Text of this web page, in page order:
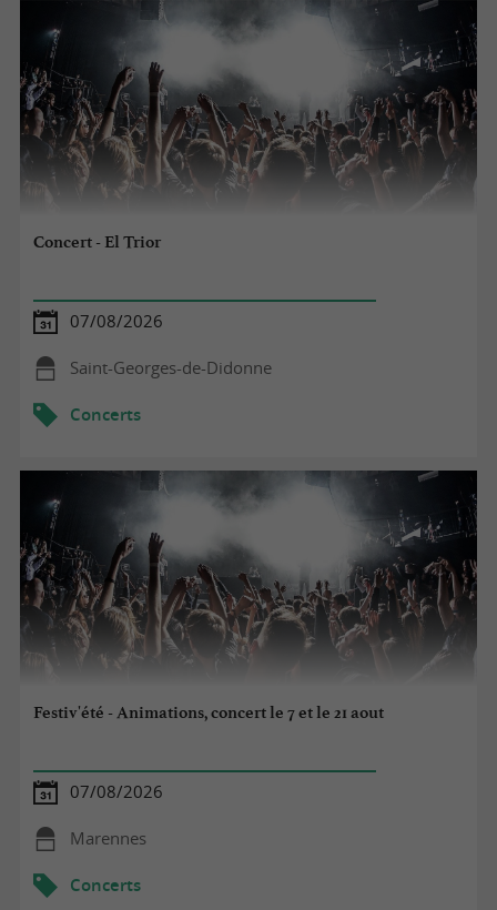
Concert - El Trior
07/08/2026
Saint-Georges-de-Didonne
Concerts
Festiv'été - Animations, concert le 7 et le 21 aout
07/08/2026
Marennes
Concerts